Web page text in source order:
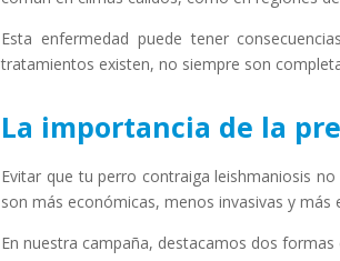
Esta enfermedad puede tener
tratamientos existen, no siempre son
La importancia de la
Evitar que tu perro contraiga leishmaniosis
son más económicas, menos invasivas y
En nuestra campaña, destacamos dos formas